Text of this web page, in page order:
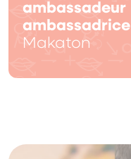
ambassadeur
ambassadrice
Makaton